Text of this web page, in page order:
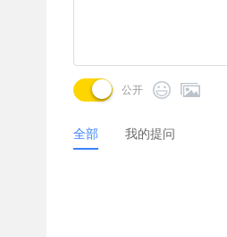
公开
全部 我的提问